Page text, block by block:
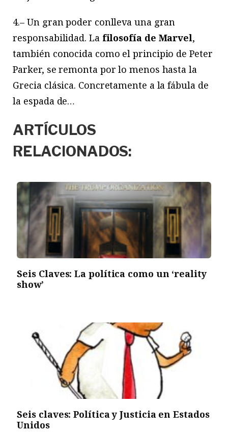
4.– Un gran poder conlleva una gran
responsabilidad. La filosofía de Marvel,
también conocida como el principio de Peter
Parker, se remonta por lo menos hasta la
Grecia clásica. Concretamente a la fábula de
la espada de…
ARTÍCULOS
RELACIONADOS:
Seis Claves: La política como un ‘reality
show’
Seis claves: Política y Justicia en Estados
Unidos